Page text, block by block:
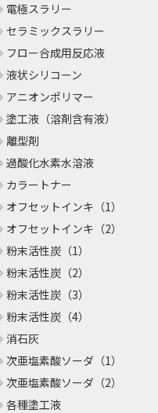
電極スラリー
セラミックスラリー
フロー合成用反応液
液状シリコーン
アニオンポリマー
塗工液（溶剤含有液）
離型剤
過酸化水素水溶液
カラートナー
オフセットインキ（1）
オフセットインキ（2）
粉末活性炭（1）
粉末活性炭（2）
粉末活性炭（3）
粉末活性炭（4）
消石灰
次亜塩素酸ソーダ（1）
次亜塩素酸ソーダ（2）
各種塗工液